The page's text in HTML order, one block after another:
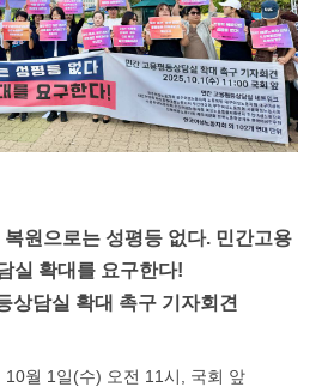
원으로는 성평등 없다. 민간고용
실 확대를 요구한다!
상담실 확대 촉구 기자회견
월 1일(수) 오전 11시, 국회 앞